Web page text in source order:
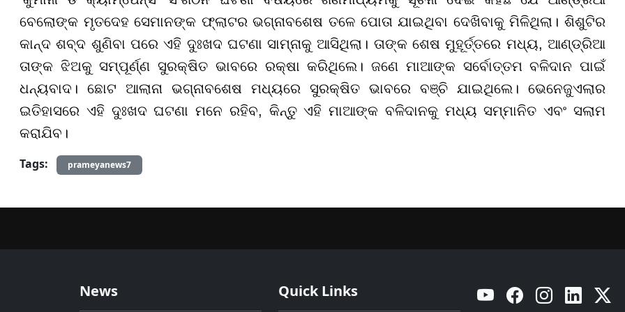
ବେଲୋଙ୍କ ମୃତଦେହ ସେମାନଙ୍କ ଫ୍ଲାଟର ଭଗ୍ନାବଶେଷ ତଳେ ପୋତା ଯାଇଥିବା ଦେଖିବାକୁ ମିଳିଥିଲା। ଶିଶୁଟିର
କାନ୍ଦ ଶବ୍ଦ ଶୁଣିବା ପରେ ଏହି ଦୁଃଖଦ ଘଟଣା ସାମ୍ନାକୁ ଆସିଥିଲା। ତାଙ୍କ ଶେଷ ମୁହୂର୍ତ୍ତରେ ମଧ୍ୟ, ଆଣ୍ଡ୍ରିଆ
ତାଙ୍କ ଝିଅକୁ ସମ୍ପୂର୍ଣ୍ଣ ସୁରକ୍ଷିତ ଭାବରେ ରକ୍ଷା କରିଥିଲେ। ଜଣେ ମାଆଙ୍କ ସର୍ବୋତ୍ତମ ବଳିଦାନ ପାଇଁ
ଧନ୍ୟବାଦ। ଛୋଟ ଆଲାନା ଭଗ୍ନାବଶେଷ ମଧ୍ୟରେ ସୁରକ୍ଷିତ ଭାବରେ ବଞ୍ଚି ଯାଇଥିଲେ। ଭେନେଜୁଏଲାର
ଇତିହାସରେ ଏହି ଦୁଃଖଦ ଘଟଣା ମନେ ରହିବ, କିନ୍ତୁ ଏହି ମାଆଙ୍କ ବଳିଦାନକୁ ମଧ୍ୟ ସମ୍ମାନିତ ଏବଂ ସଲାମ
କରାଯିବ।
Tags:
prameyanews7
News Quick Links YouTube Facebook Instagram